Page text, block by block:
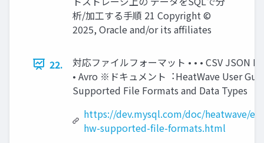
析/加⼯する⼿順 21 Copyright ©
2025, Oracle and/or its affiliates
22.
対応ファイルフォーマット • • • CSV JSON
• Avro ※ドキュメント︓HeatWave User
Supported File Formats and Data Types
https://dev.mysql.com/doc/heatwave/
hw-supported-file-formats.html